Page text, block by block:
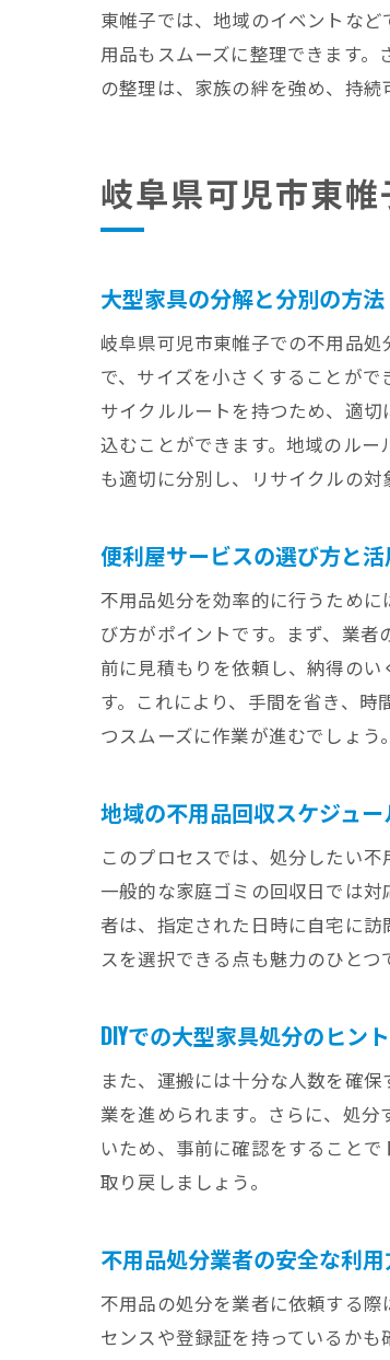
東帷子では、地域のイベントな
用品もスムーズに整理できます
の整理は、家族の絆を強め、持
岐阜県可児市東
大型家具の分解と分別の方法
岐阜県可児市東帷子での不用品
で、サイズを小さくすることが
サイクルルートを持つため、適
込むことができます。地域のル
も適切に分別し、リサイクルの
便利屋サービスの選び方と
不用品処分を効率的に行うため
び方がポイントです。まず、業
前に見積もりを依頼し、納得の
す。これにより、手間を省き、
つスムーズに作業が進むでしょう
地域の不用品回収スケジュ
このプロセスでは、処分したい
一般的な家庭ゴミの回収日では
者は、指定された日時に自宅に
スを選択できる点も魅力のひとつ
DIYでの大型家具処分のヒント
また、運搬には十分な人数を確
業を進められます。さらに、処
いため、事前に確認をすること
取り戻しましょう。
不用品処分業者の安全な利
不用品の処分を業者に依頼する
センスや登録証を持っているか